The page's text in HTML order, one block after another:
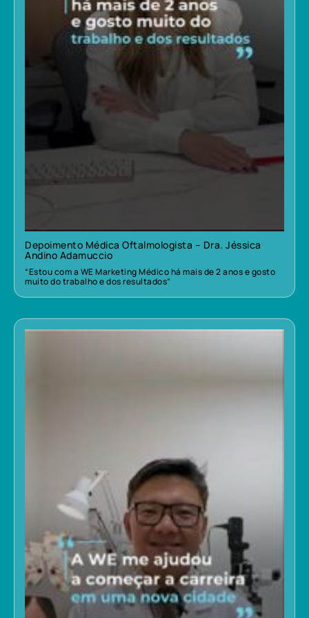
Depoimento Médica Oftalmologista – Dra. Jéssica
Andino Adamuccio
“Estou com a WE Marketing Médico há mais de 2 anos e gosto
muito do trabalho e dos resultados”